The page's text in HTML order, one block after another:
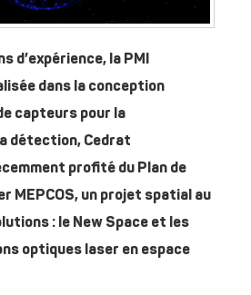
d’expérience, la PMI
dans la conception
capteurs pour la
détection, Cedrat
profité du Plan de
MEPCOS, un projet spatial au
: le New Space et les
optiques laser en espace